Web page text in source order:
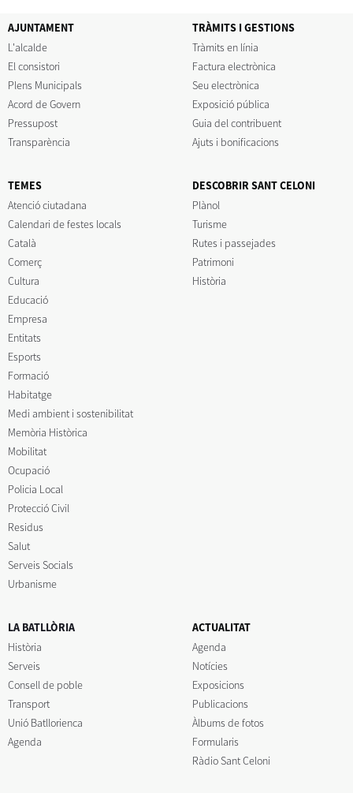
AJUNTAMENT
L'alcalde
El consistori
Plens Municipals
Acord de Govern
Pressupost
Transparència
TRÀMITS I GESTIONS
Tràmits en línia
Factura electrònica
Seu electrònica
Exposició pública
Guia del contribuent
Ajuts i bonificacions
TEMES
Atenció ciutadana
Calendari de festes locals
Català
Comerç
Cultura
Educació
Empresa
Entitats
Esports
Formació
Habitatge
Medi ambient i sostenibilitat
Memòria Històrica
Mobilitat
Ocupació
Policia Local
Protecció Civil
Residus
Salut
Serveis Socials
Urbanisme
DESCOBRIR SANT CELONI
Plànol
Turisme
Rutes i passejades
Patrimoni
Història
LA BATLLÒRIA
Història
Serveis
Consell de poble
Transport
Unió Batllorienca
Agenda
ACTUALITAT
Agenda
Notícies
Exposicions
Publicacions
Àlbums de fotos
Formularis
Ràdio Sant Celoni